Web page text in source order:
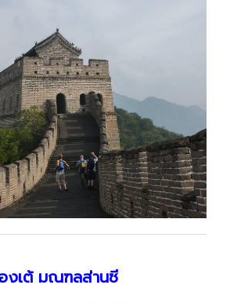
งเต้ มณฑลส่านซี